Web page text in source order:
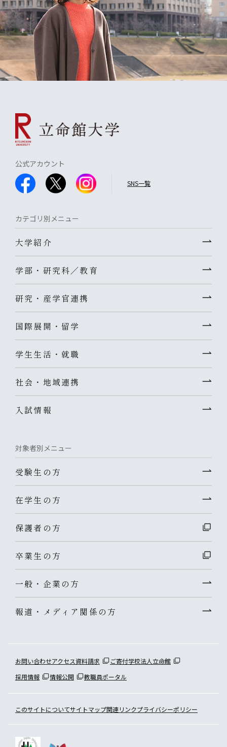
公式アカウント
SNS一覧
カテゴリ別メニュー
大学紹介
学部・研究科／教育
研究・産学官連携
国際展開・留学
学生生活・就職
社会・地域連携
入試情報
対象者別メニュー
受験生の方
在学生の方
保護者の方
卒業生の方
一般・企業の方
報道・メディア関係の方
お問い合わせアクセス資料請求 ご寄付学校法人立命館
採用情報
情報公開 教職員ポータル
このサイトについてサイトマップ関連リンクプライバシーポリシー